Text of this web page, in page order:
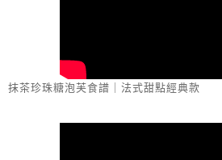
抹茶珍珠糖泡芙食譜｜法式甜點經典款